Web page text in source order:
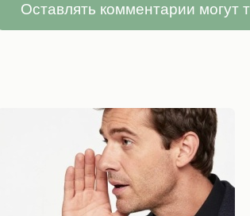
Оставлять комментарии могут